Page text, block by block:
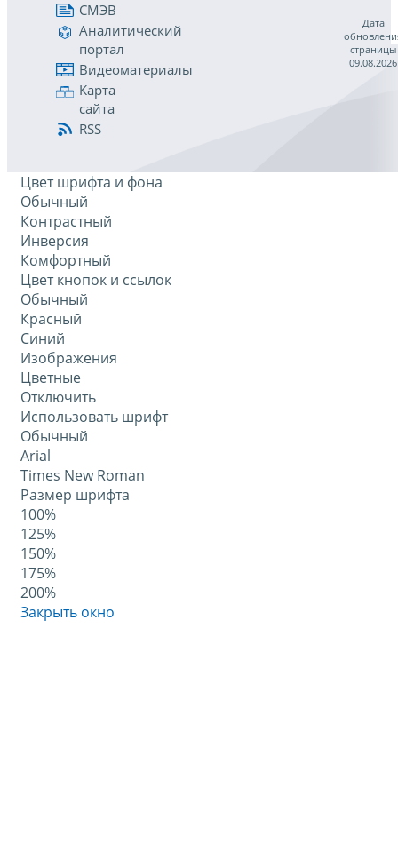
СМЭВ
Аналитический
портал
Видеоматериалы
Карта
сайта
RSS
Дата
страницы
09.08.2026
Цвет шрифта и фона
Обычный
Контрастный
Инверсия
Комфортный
Цвет кнопок и ссылок
Обычный
Красный
Синий
Изображения
Цветные
Отключить
Использовать шрифт
Обычный
Arial
Times New Roman
Размер шрифта
100%
125%
150%
175%
200%
Закрыть окно